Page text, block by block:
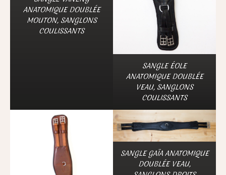
ANATOMIQUE DOUBLÉE
MOUTON, SANGLONS
COULISSANTS
SANGLE ÉOLE
ANATOMIQUE DOUBLÉE
VEAU, SANGLONS
COULISSANTS
SANGLE GAÏA ANATOMIQUE
DOUBLÉE VEAU,